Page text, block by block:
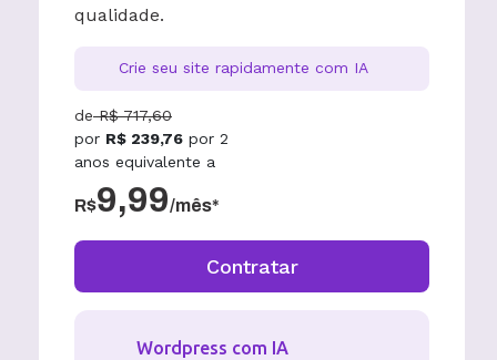
qualidade.
Crie seu site rapidamente com IA
de R$ 717,60
por R$ 239,76 por 2
anos equivalente a
R$9,99/mês*
Contratar
Wordpress com IA